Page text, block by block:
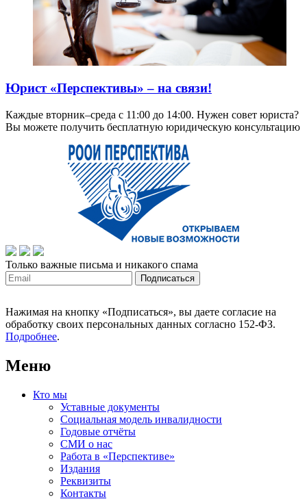
Юрист «Перспективы» – на связи!
Каждые вторник–среда с 11:00 до 14:00. Нужен совет юриста?
Вы можете получить бесплатную юридическую консультацию
Только важные письма и никакого спама
Нажимая на кнопку «Подписаться», вы даете согласие на
обработку своих персональных данных согласно 152-ФЗ.
Подробнее.
Меню
Кто мы
Уставные документы
Социальная модель инвалидности
Годовые отчёты
СМИ о нас
Работа в «Перспективе»
Издания
Реквизиты
Контакты